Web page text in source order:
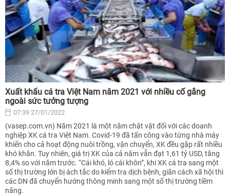
Xuất khẩu cá tra Việt Nam năm 2021 với nhiều cố gắng
ngoài sức tưởng tượng
07:39 27/01/2022
(vasep.com.vn) Năm 2021 là một năm chật vật đối với các doanh
nghiệp XK cá tra Việt Nam. Covid-19 đã tấn công vào từng nhà máy
khiến cho cả hoạt động nuôi trồng, vận chuyển, XK đều gặp rất nhiều
khó khăn. Tuy nhiên, giá trị XK của cả năm vẫn đạt 1,61 tỷ USD, tăng
8,4% so với năm trước. “Cái khó, ló cái khôn”, khi XK cá tra sang một
số thị trường lớn bị ách tắc do kiểm tra dịch bệnh, giãn cách xã hội thì
các DN đã chuyển hướng thông minh sang một số thị trường tiềm
năng.